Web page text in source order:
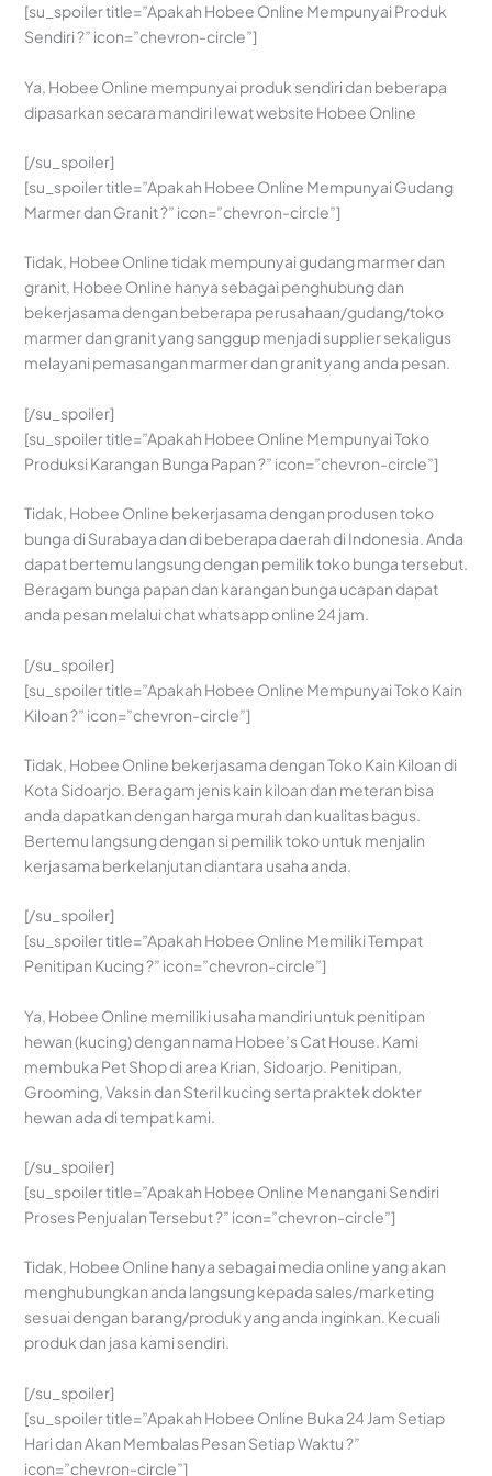
[su_spoiler title=”Apakah Hobee Online Mempunyai Produk
Sendiri ?” icon=”chevron-circle”]
Ya, Hobee Online mempunyai produk sendiri dan beberapa
dipasarkan secara mandiri lewat website Hobee Online
[/su_spoiler]
[su_spoiler title=”Apakah Hobee Online Mempunyai Gudang
Marmer dan Granit ?” icon=”chevron-circle”]
Tidak, Hobee Online tidak mempunyai gudang marmer dan
granit, Hobee Online hanya sebagai penghubung dan
bekerjasama dengan beberapa perusahaan/gudang/toko
marmer dan granit yang sanggup menjadi supplier sekaligus
melayani pemasangan marmer dan granit yang anda pesan.
[/su_spoiler]
[su_spoiler title=”Apakah Hobee Online Mempunyai Toko
Produksi Karangan Bunga Papan ?” icon=”chevron-circle”]
Tidak, Hobee Online bekerjasama dengan produsen toko
bunga di Surabaya dan di beberapa daerah di Indonesia. Anda
dapat bertemu langsung dengan pemilik toko bunga tersebut.
Beragam bunga papan dan karangan bunga ucapan dapat
anda pesan melalui chat whatsapp online 24 jam.
[/su_spoiler]
[su_spoiler title=”Apakah Hobee Online Mempunyai Toko Kain
Kiloan ?” icon=”chevron-circle”]
Tidak, Hobee Online bekerjasama dengan Toko Kain Kiloan di
Kota Sidoarjo. Beragam jenis kain kiloan dan meteran bisa
anda dapatkan dengan harga murah dan kualitas bagus.
Bertemu langsung dengan si pemilik toko untuk menjalin
kerjasama berkelanjutan diantara usaha anda.
[/su_spoiler]
[su_spoiler title=”Apakah Hobee Online Memiliki Tempat
Penitipan Kucing ?” icon=”chevron-circle”]
Ya, Hobee Online memiliki usaha mandiri untuk penitipan
hewan (kucing) dengan nama Hobee’s Cat House. Kami
membuka Pet Shop di area Krian, Sidoarjo. Penitipan,
Grooming, Vaksin dan Steril kucing serta praktek dokter
hewan ada di tempat kami.
[/su_spoiler]
[su_spoiler title=”Apakah Hobee Online Menangani Sendiri
Proses Penjualan Tersebut ?” icon=”chevron-circle”]
Tidak, Hobee Online hanya sebagai media online yang akan
menghubungkan anda langsung kepada sales/marketing
sesuai dengan barang/produk yang anda inginkan. Kecuali
produk dan jasa kami sendiri.
[/su_spoiler]
[su_spoiler title=”Apakah Hobee Online Buka 24 Jam Setiap
Hari dan Akan Membalas Pesan Setiap Waktu ?”
icon=”chevron-circle”]